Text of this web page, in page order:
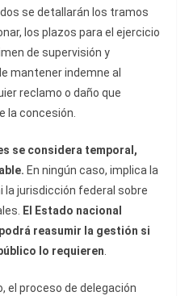
se detallarán los tramos
los plazos para el ejercicio
de supervisión y
mantener indemne al
reclamo o daño que
la concesión.
se considera temporal,
En ningún caso, implica la
la jurisdicción federal sobre
El Estado nacional
reasumir la gestión si
lo requieren.
el proceso de delegación